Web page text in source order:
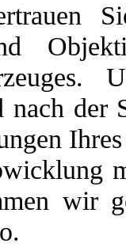
nach der
wir